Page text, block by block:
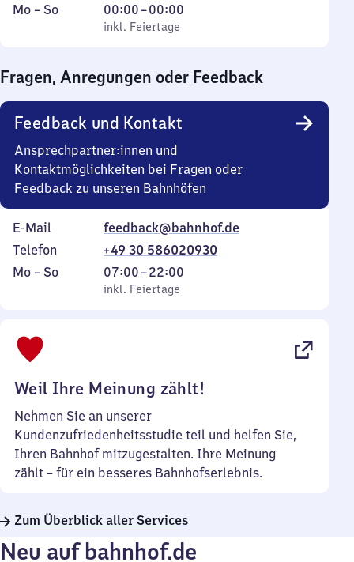
Montag
Mo – So,
inkl. Feiertage
00:00–00:00
Von
0
0
Uhr
inkl. Feiertage
Fragen, Anregungen oder Feedback
Feedback und Kontakt
Ansprechpartner:innen und
Kontaktmöglichkeiten bei Fragen oder
Feedback zu unseren Bahnhöfen
E-Mail
feedback@bahnhof.de
Telefon
+49 30 586020930
Montag
Mo – So,
inkl. Feiertage
07:00–22:00
Von
7
inkl. Feiertage
Weil Ihre Meinung zählt!
Nehmen Sie an unserer
Kundenzufriedenheitsstudie teil und helfen Sie,
Ihren Bahnhof mitzugestalten. Ihre Meinung
zählt – für ein besseres Bahnhofserlebnis.
Zum Überblick aller Services
Neu auf bahnhof.de